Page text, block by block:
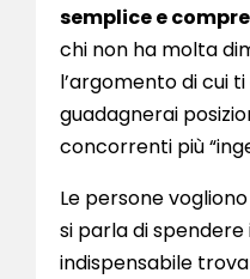
semplice e
chi non ha molta
l’argomento di cui
guadagnerai
concorrenti più
Le persone
si parla di
indispensabile